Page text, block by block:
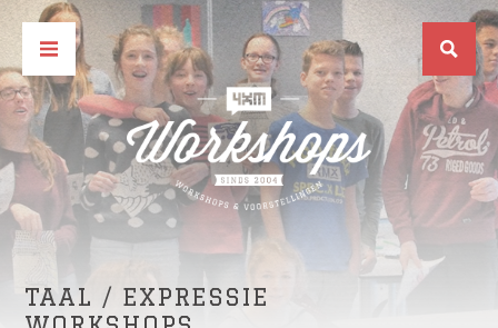
TAAL / EXPRESSIE